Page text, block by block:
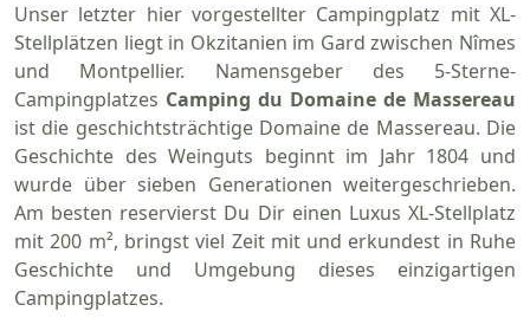
Unser letzter hier vorgestellter Campingplatz mit XL-
Stellplätzen liegt in Okzitanien im Gard zwischen Nîmes
und Montpellier. Namensgeber des 5-Sterne-
Campingplatzes Camping du Domaine de Massereau
ist die geschichtsträchtige Domaine de Massereau. Die
Geschichte des Weinguts beginnt im Jahr 1804 und
wurde über sieben Generationen weitergeschrieben.
Am besten reservierst Du Dir einen Luxus XL-Stellplatz
mit 200 m², bringst viel Zeit mit und erkundest in Ruhe
Geschichte und Umgebung dieses einzigartigen
Campingplatzes.